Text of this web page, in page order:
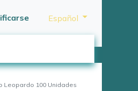
Español
Leopardo 100 Unidades